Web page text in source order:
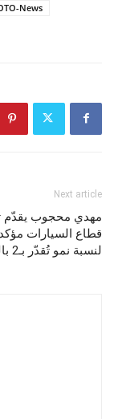
News
Next article
مهدي محجوب يقدّم
قطاع السيارات
لنسبة نمو تُقدّر بـ2 بالمائة